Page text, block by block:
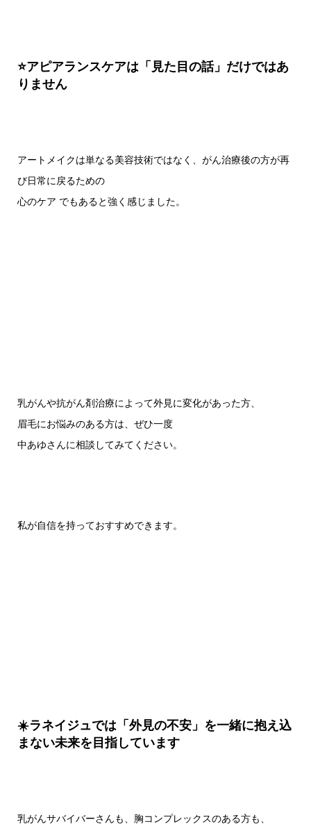
⭐️アピアランスケアは「見た目の話」だけではあ
りません
アートメイクは単なる美容技術ではなく、がん治療後の方が再
び日常に戻るための
心のケア でもあると強く感じました。
乳がんや抗がん剤治療によって外見に変化があった方、
眉毛にお悩みのある方は、ぜひ一度
中あゆさんに相談してみてください。
私が自信を持っておすすめできます。
☀️ラネイジュでは「外見の不安」を一緒に抱え込
まない未来を目指しています
乳がんサバイバーさんも、胸コンプレックスのある方も、